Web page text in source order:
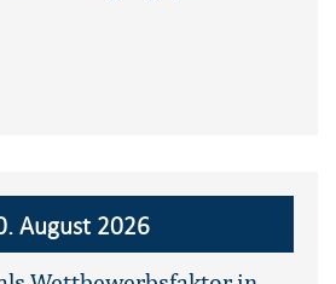
August 2026